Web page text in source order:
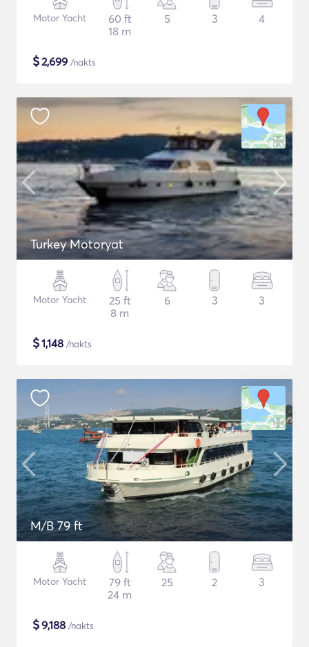
Motor Yacht
60 ft
18 m
5 3 4
$2,699 /nakts
Turkey Motoryat
Motor Yacht
25 ft
8 m
6 3 3
$1,148 /nakts
M/B 79 ft
Motor Yacht
79 ft
24 m
25 2 3
$9,188 /nakts